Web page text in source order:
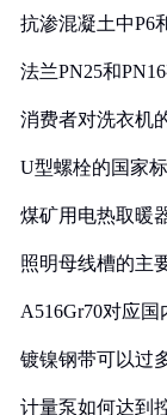
抗渗混凝土中P6
法兰PN25和
消费者对洗衣机
U型螺栓的国家
煤矿用电热取暖
照明母线槽的主
A516Gr70对应
镀镍钢带可以过
计量泵如何达到